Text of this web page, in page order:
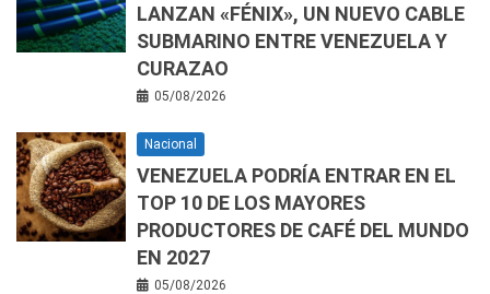
LANZAN «FÉNIX», UN NUEVO CABLE
SUBMARINO ENTRE VENEZUELA Y
CURAZAO
05/08/2026
Nacional
VENEZUELA PODRÍA ENTRAR EN EL
TOP 10 DE LOS MAYORES
PRODUCTORES DE CAFÉ DEL MUNDO
EN 2027
05/08/2026